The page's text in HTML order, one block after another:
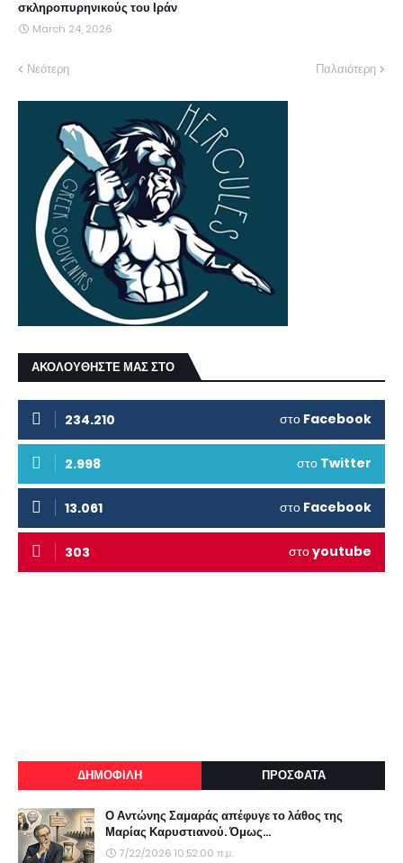
σκληροπυρηνικούς του Ιράν
March 24, 2026
Νεότερη Παλαιότερη
ΑΚΟΛΟΥΘΗΣΤΕ ΜΑΣ ΣΤΟ
234.210 στο Facebook
2.998 στο Twitter
13.061 στο Facebook
303 στοyoutube
ΔΗΜΟΦΙΛΗ ΠΡΟΣΦΑΤΑ
Ο Αντώνης Σαμαράς απέφυγε το λάθος της
Μαρίας Καρυστιανού. Όμως...
7/22/2026 10:52:00 π.μ.